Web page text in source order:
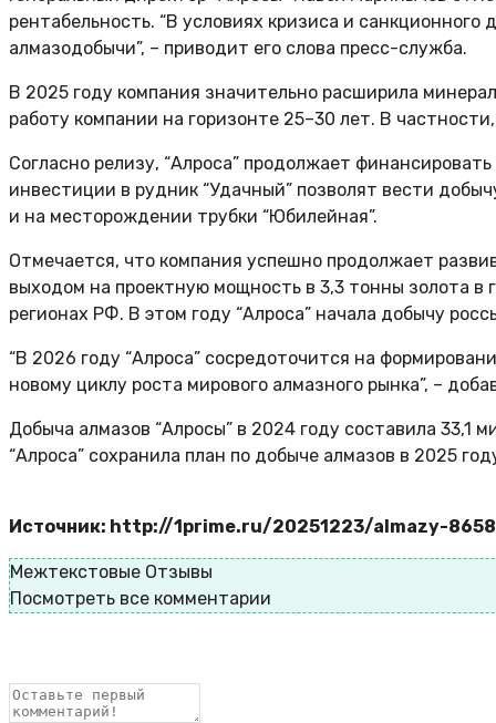
рентабельность. “В условиях кризиса и
алмазодобычи”, – приводит его слова пресс-служба.
В 2025 году компания значительно расширила
работу компании на горизонте 25–30 лет. В
Согласно релизу, “Алроса” продолжает
инвестиции в рудник “Удачный” позволят вести
и на месторождении трубки “Юбилейная”.
Отмечается, что компания успешно продолжает
выходом на проектную мощность в 3,3 тонны золота в
регионах РФ. В этом году “Алроса” начала добычу
“В 2026 году “Алроса” сосредоточится на
новому циклу роста мирового алмазного рынка”, –
Добыча алмазов “Алросы” в 2024 году составила 33,1
“Алроса” сохранила план по добыче алмазов в 2025
Источник: http://1prime.ru/20251223/almazy-
Межтекстовые Отзывы
Посмотреть все комментарии